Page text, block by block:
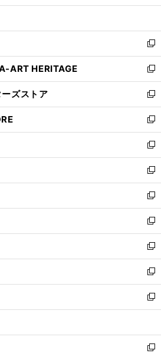
開
ン
ウ
で
開
く
ウ
ン
ド
ウ
で
開
く
新
し
い
ウ
ィ
ン
ド
ウ
で
開
く
ART HERITAGE
新
し
い
ウ
ィ
ン
ド
ウ
で
開
く
ズストア
新
し
い
ウ
ィ
ン
ド
ウ
で
開
く
新
し
い
ウ
ィ
ン
ド
ウ
で
開
く
新
し
い
ウ
ィ
ン
ド
ウ
で
開
く
新
し
い
ウ
ィ
ン
ド
ウ
で
開
く
新
し
い
ウ
ィ
ン
ド
ウ
で
開
新
し
い
ウ
ィ
ン
ド
ウ
開
く
新
し
い
ウ
ィ
ン
ウ
で
新
し
い
ウ
ン
ド
新
し
ウ
ィ
新